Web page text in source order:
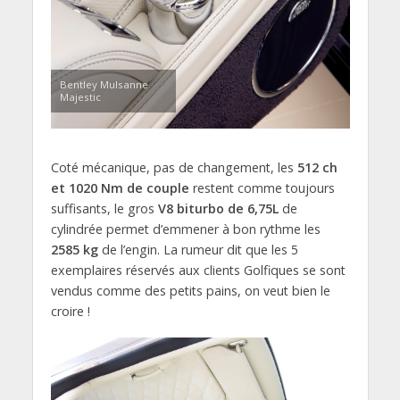
Bentley Mulsanne
Majestic
Coté mécanique, pas de changement, les 512 ch
et 1020 Nm de couple restent comme toujours
suffisants, le gros V8 biturbo de 6,75Lde
cylindrée permet d’emmener à bon rythme les
2585 kgde l’engin. La rumeur dit que les 5
exemplaires réservés aux clients Golfiques se sont
vendus comme des petits pains, on veut bien le
croire !